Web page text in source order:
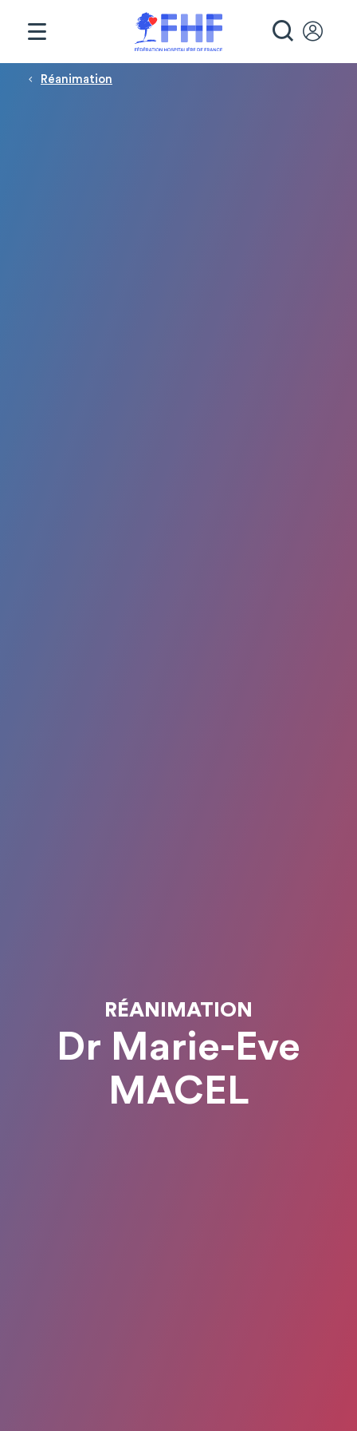
Fil d'Ariane
Réanimation
RÉANIMATION
Dr Marie-Eve
MACEL
Panneau de gestion des cookies